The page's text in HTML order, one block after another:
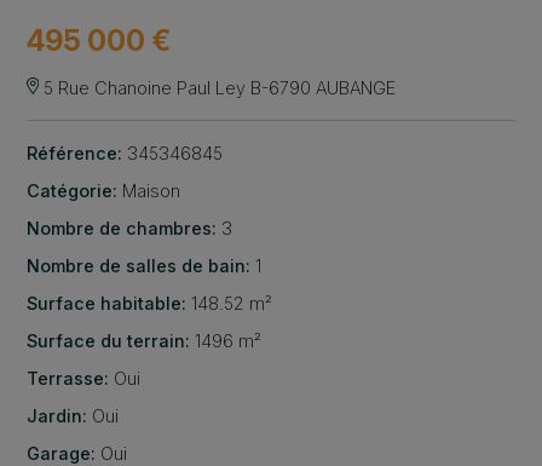
5 Rue Chanoine Paul Ley B-6790 AUBANGE
495 000 €
Référence: 345346845
Catégorie: Maison
Nombre de chambres: 3
Nombre de salles de bain: 1
Surface habitable: 148.52 m²
Surface du terrain: 1496 m²
Terrasse: Oui
Jardin: Oui
Garage: Oui